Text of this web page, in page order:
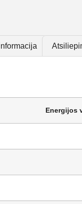
Energijos